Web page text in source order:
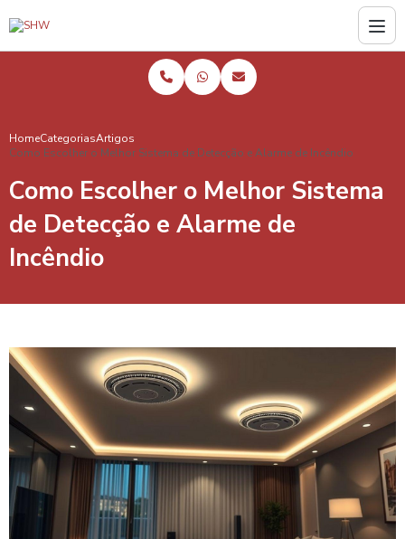
HomeCategoriasArtigos
Como Escolher o Melhor Sistema de Detecção e Alarme de Incêndio
Como Escolher o Melhor Sistema
de Detecção e Alarme de
Incêndio